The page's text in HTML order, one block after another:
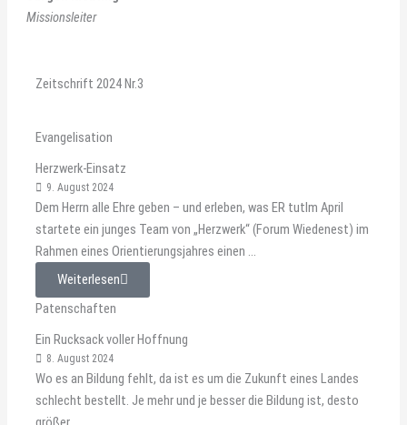
Missionsleiter
Zeitschrift 2024 Nr.3
Evangelisation
Herzwerk-Einsatz
9. August 2024
Dem Herrn alle Ehre geben – und erleben, was ER tutIm April
startete ein junges Team von „Herzwerk“ (Forum Wiedenest) im
Rahmen eines Orientierungsjahres einen ...
Weiterlesen
Patenschaften
Ein Rucksack voller Hoffnung
8. August 2024
Wo es an Bildung fehlt, da ist es um die Zukunft eines Landes
schlecht bestellt. Je mehr und je besser die Bildung ist, desto